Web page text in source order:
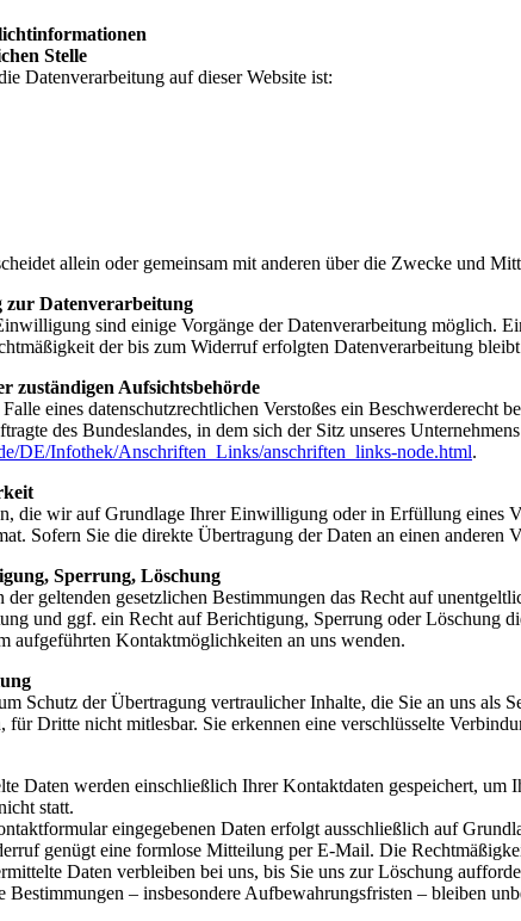
Stelle
Datenverarbeitung auf dieser Website ist:
allein oder gemeinsam mit anderen über die Zwecke und
Datenverarbeitung
sind einige Vorgänge der Datenverarbeitung möglich.
der bis zum Widerruf erfolgten Datenverarbeitung
zuständigen Aufsichtsbehörde
eines datenschutzrechtlichen Verstoßes ein Beschwerderecht
des Bundeslandes, in dem sich der Sitz unseres
DE/Infothek/Anschriften_Links/anschriften_links-node.html.
die wir auf Grundlage Ihrer Einwilligung oder in Erfüllung eines
Sofern Sie die direkte Übertragung der Daten an einen
Sperrung, Löschung
der geltenden gesetzlichen Bestimmungen das Recht auf
und ggf. ein Recht auf Berichtigung, Sperrung oder Löschung
aufgeführten Kontaktmöglichkeiten an uns wenden.
Schutz der Übertragung vertraulicher Inhalte, die Sie an uns als
für Dritte nicht mitlesbar. Sie erkennen eine verschlüsselte
Daten werden einschließlich Ihrer Kontaktdaten gespeichert, um
statt.
eingegebenen Daten erfolgt ausschließlich auf
genügt eine formlose Mitteilung per E-Mail. Die
Daten verbleiben bei uns, bis Sie uns zur Löschung
Bestimmungen – insbesondere Aufbewahrungsfristen – bleiben